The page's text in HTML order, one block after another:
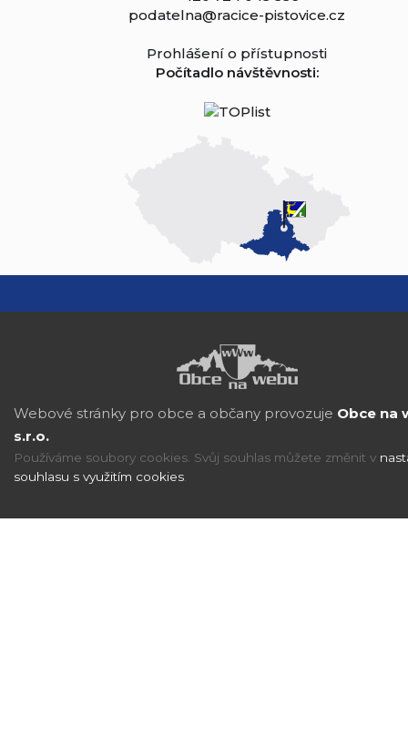
podatelna@racice-pistovice.cz
Prohlášení o přístupnosti
Počítadlo návštěvnosti:
Webové stránky pro obce a občany provozuje Obce na
s.r.o.
Používáme soubory cookies. Svůj souhlas můžete změnit v
souhlasu s využitím cookies.